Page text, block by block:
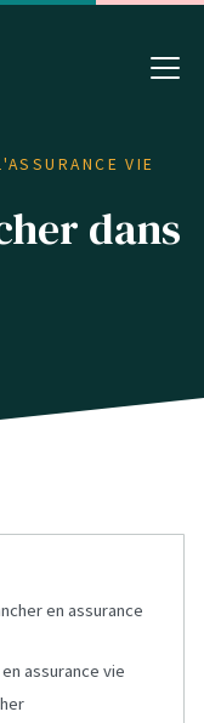
VIE
dans
en assurance
assurance vie